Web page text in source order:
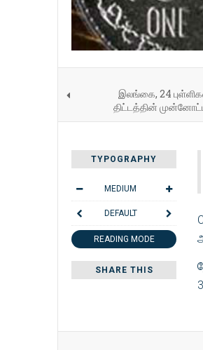
இலங்கை, 24
திட்டத்தின்
TYPOGRAPHY
MEDIUM
DEFAULT
READING MODE
SHARE THIS